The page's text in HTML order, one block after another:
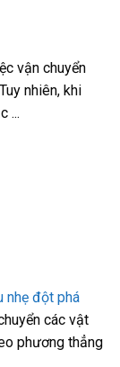
vận chuyển
nhiên, khi
...
nhẹ đột phá
các vật
phương thẳng